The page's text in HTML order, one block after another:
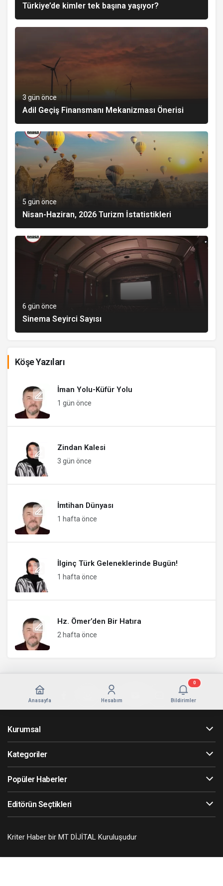
Türkiye’de kimler tek başına yaşıyor?
3 gün önce
Adil Geçiş Finansmanı Mekanizması Önerisi
5 gün önce
Nisan-Haziran, 2026 Turizm İstatistikleri
6 gün önce
Sinema Seyirci Sayısı
Köşe Yazıları
İman Yolu-Küfür Yolu
1 gün önce
Zindan Kalesi
3 gün önce
İmtihan Dünyası
1 hafta önce
İlginç Türk Geleneklerinde Bugün!
1 hafta önce
Hz. Ömer’den Bir Hatıra
2 hafta önce
Anasayfa Hesabım Bildirimler
0
Kurumsal
Kategoriler
Popüler Haberler
Editörün Seçtikleri
Kriter Haber bir MT DİJİTAL Kuruluşudur